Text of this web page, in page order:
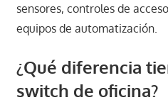
sensores, controles de
equipos de automatización.
¿Qué diferencia
switch de oficina?